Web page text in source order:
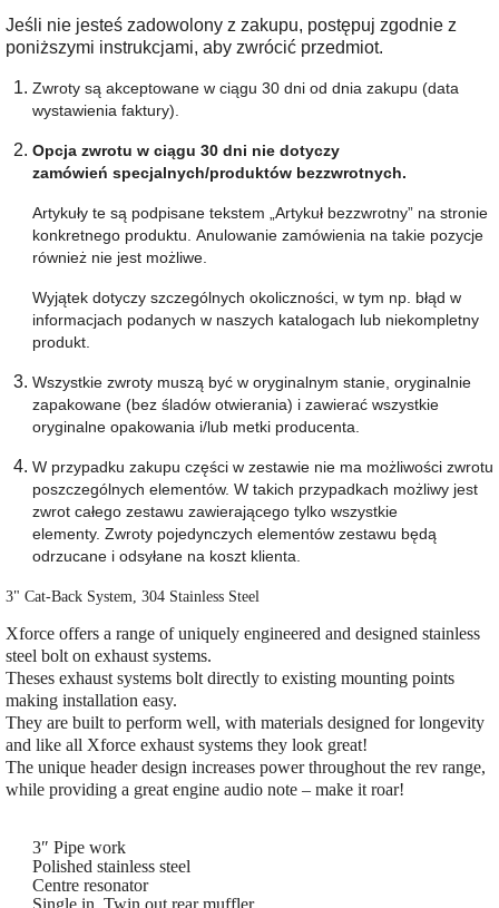
Jeśli nie jesteś zadowolony z zakupu, postępuj zgodnie z
poniższymi instrukcjami, aby zwrócić przedmiot.
Zwroty są akceptowane w ciągu 30 dni od dnia zakupu (data
wystawienia faktury).
Opcja zwrotu w ciągu 30 dni nie dotyczy
zamówień specjalnych/produktów bezzwrotnych.
Artykuły te są podpisane tekstem „Artykuł bezzwrotny” na stronie
konkretnego produktu. Anulowanie zamówienia na takie pozycje
również nie jest możliwe.
Wyjątek dotyczy szczególnych okoliczności, w tym np. błąd w
informacjach podanych w naszych katalogach lub niekompletny
produkt.
Wszystkie zwroty muszą być w oryginalnym stanie, oryginalnie
zapakowane (bez śladów otwierania) i zawierać wszystkie
oryginalne opakowania i/lub metki producenta.
W przypadku zakupu części w zestawie nie ma możliwości zwrotu
poszczególnych elementów. W takich przypadkach możliwy jest
zwrot całego zestawu zawierającego tylko wszystkie
elementy. Zwroty pojedynczych elementów zestawu będą
odrzucane i odsyłane na koszt klienta.
3" Cat-Back System, 304 Stainless Steel
Xforce offers a range of uniquely engineered and designed stainless
steel bolt on exhaust systems.
Theses exhaust systems bolt directly to existing mounting points
making installation easy.
They are built to perform well, with materials designed for longevity
and like all Xforce exhaust systems they look great!
The unique header design increases power throughout the rev range,
while providing a great engine audio note – make it roar!
3″ Pipe work
Polished stainless steel
Centre resonator
Single in, Twin out rear muffler